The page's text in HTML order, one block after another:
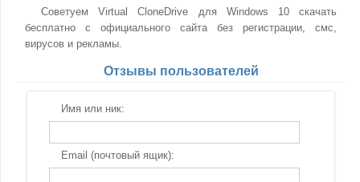
Советуем Virtual CloneDrive для Windows 10 скачать
бесплатно с официального сайта без регистрации, смс,
вирусов и рекламы.
Отзывы пользователей
Имя или ник:
Email (почтовый ящик):